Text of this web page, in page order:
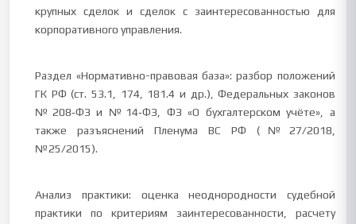
крупных сделок и сделок с заинтересованностью для
корпоративного управления.
Раздел «Нормативно-правовая база»: разбор положений
ГК РФ (ст. 53.1, 174, 181.4 и др.), Федеральных законов
№208‑ФЗ и №14‑ФЗ, ФЗ «О бухгалтерском учёте», а
также разъяснений Пленума ВС РФ (№27/2018,
№25/2015).
Анализ практики: оценка неоднородности судебной
практики по критериям заинтересованности, расчету